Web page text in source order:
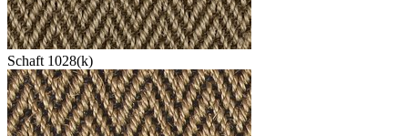
Schaft 1028(k)